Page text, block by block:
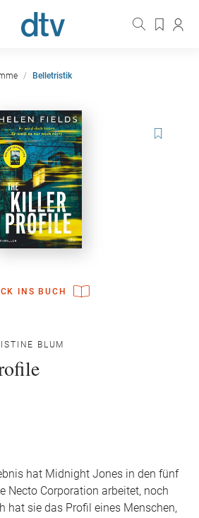
Belletristik
INS BUCH
BLUM
hat Midnight Jones in den fünf
Necto Corporation arbeitet, noch
hat sie das Profil eines Menschen,